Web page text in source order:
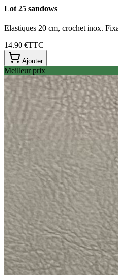
Lot 25 sandows
Elastiques 20 cm, crochet inox.
14.90 € TTC
Ajouter
Meilleur prix